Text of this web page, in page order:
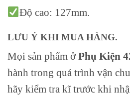
Độ cao: 127mm.
LƯU Ý KHI MUA HÀNG.
Mọi sản phẩm ởPhụ Kiện
hành trong quá trình vận
hãy kiểm tra kĩ trước khi